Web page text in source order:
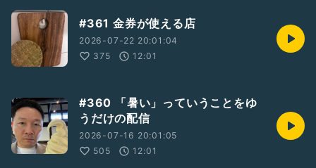
#361 金券が使える店
2026-07-22 20:01:04
375
12:01
#360 「暑い」っていうことをゆ
うだけの配信
2026-07-16 20:01:05
505
12:01